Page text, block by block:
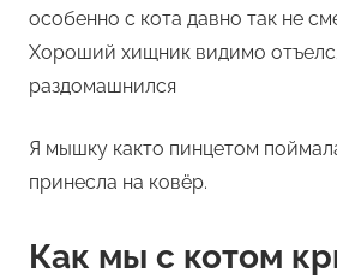
особенно с кота давно так не
Хороший хищник видимо
раздомашнился
Я мышку както пинцетом
принесла на ковёр.
Как мы с котом